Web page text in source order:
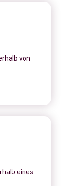
von
eines